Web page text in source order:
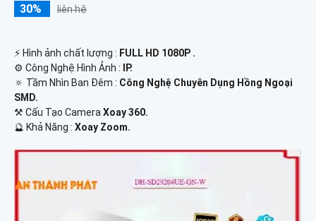
30% liên hệ
️⚡ Hình ảnh chất lượng : FULL HD 1080P .
⚙ Công Nghệ Hình Ảnh :
IP.
🔅 Tầm Nhìn Ban Đêm : Công Nghệ Chuyên Dụng Hồng Ngoại
SMD.
⚒ Cấu Tạo CameraXoay 360.
️🔮 Khả Năng : Xoay Zoom.